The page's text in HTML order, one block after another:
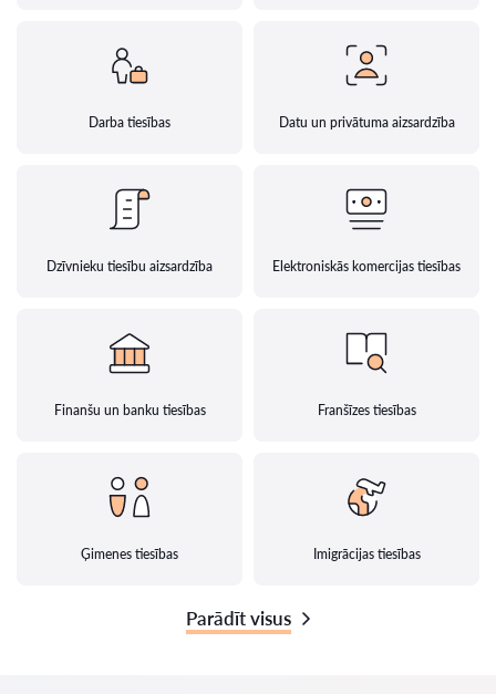
Darba tiesības Datu un privātuma aizsardzība
Dzīvnieku tiesību aizsardzība Elektroniskās komercijas tiesības
Finanšu un banku tiesības Franšīzes tiesības
Ģimenes tiesības Imigrācijas tiesības
Parādīt visus